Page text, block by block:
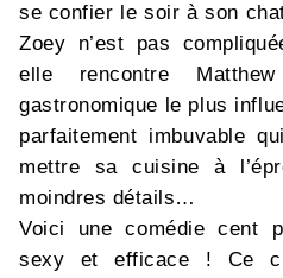
se confier le soir à son
Zoey n’est pas
elle rencontre
gastronomique le plus infl
parfaitement imbuvable
mettre sa cuisine à
moindres détails…
Voici une comédie cent
sexy et efficace ! Ce